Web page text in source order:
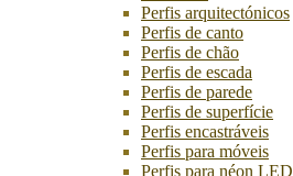
Perfis arquitectónicos
Perfis de canto
Perfis de chão
Perfis de escada
Perfis de parede
Perfis de superfície
Perfis encastráveis
Perfis para móveis
Perfis para néon LED